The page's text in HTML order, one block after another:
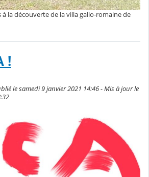
la découverte de la villa gallo-romaine de
!
le samedi 9 janvier 2021 14:46 - Mis à jour le